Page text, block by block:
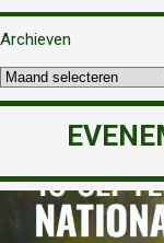
Archieven